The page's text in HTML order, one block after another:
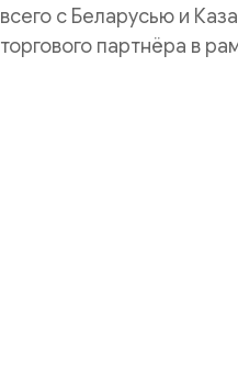
всего с Беларусью и
торгового партнёра в